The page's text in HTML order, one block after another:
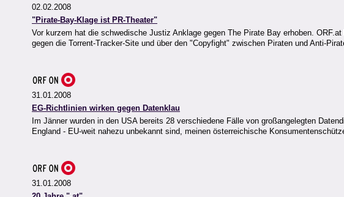
02.02.2008
"Pirate-Bay-Klage ist PR-Theater"
Vor kurzem hat die schwedische Justiz Anklage gegen The Pirate Bay erhoben.
gegen die Torrent-Tracker-Site und über den "Copyfight" zwischen Piraten und Anti-
31.01.2008
EG-Richtlinien wirken gegen Datenklau
Im Jänner wurden in den USA bereits 28 verschiedene Fälle von großangelegten
England - EU-weit nahezu unbekannt sind, meinen österreichische
31.01.2008